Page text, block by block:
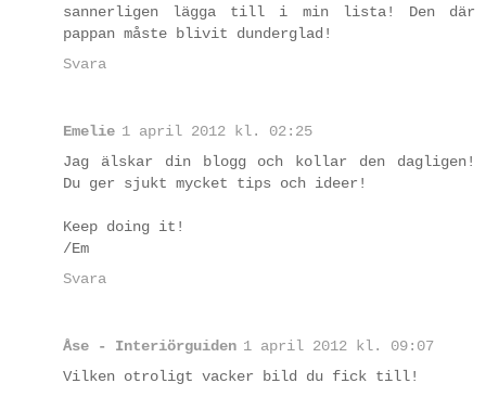
sannerligen lägga till i min lista! Den där
pappan måste blivit dunderglad!
Svara
Emelie 1 april 2012 kl. 02:25
Jag älskar din blogg och kollar den dagligen!
Du ger sjukt mycket tips och ideer!
Keep doing it!
/Em
Svara
Åse - Interiörguiden 1 april 2012 kl. 09:07
Vilken otroligt vacker bild du fick till!